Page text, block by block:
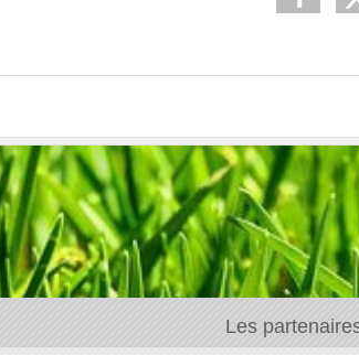
Les